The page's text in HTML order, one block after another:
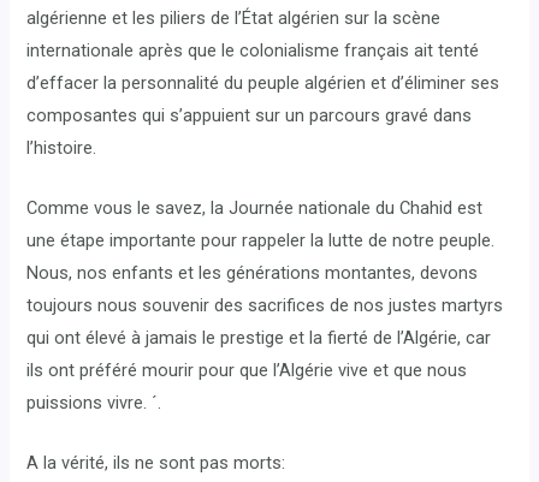
algérienne et les piliers de l’État algérien sur la scène
internationale après que le colonialisme français ait tenté
d’effacer la personnalité du peuple algérien et d’éliminer ses
composantes qui s’appuient sur un parcours gravé dans
l’histoire.
Comme vous le savez, la Journée nationale du Chahid est
une étape importante pour rappeler la lutte de notre peuple.
Nous, nos enfants et les générations montantes, devons
toujours nous souvenir des sacrifices de nos justes martyrs
qui ont élevé à jamais le prestige et la fierté de l’Algérie, car
ils ont préféré mourir pour que l’Algérie vive et que nous
puissions vivre. ´.
A la vérité, ils ne sont pas morts: